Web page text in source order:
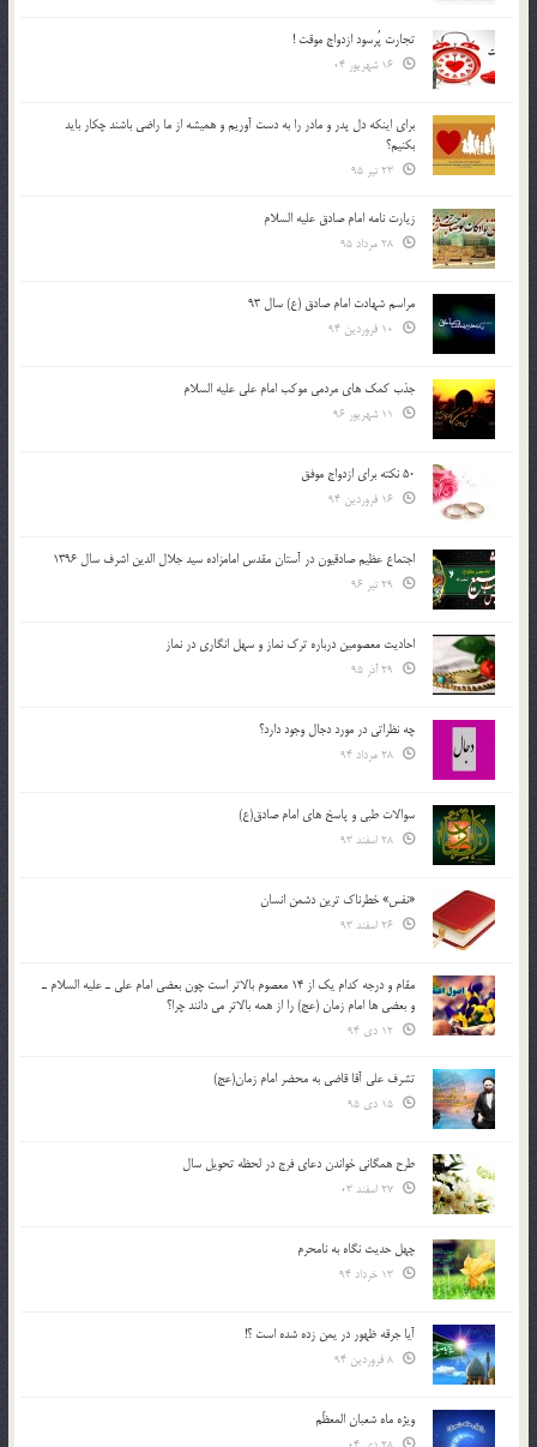
تجارت پُرسود ازدواج موقت !
براي اينكه دل پدر و مادر را به دست آوريم و هميشه از ما راضي باشند چكار بايد
بكنيم؟
زیارت نامه امام صادق علیه السلام
مراسم شهادت امام صادق (ع) سال 93
جذب کمک های مردمی موکب امام علی علیه السلام
50 نکته برای ازدواج موفق
اجتماع عظیم صادقیون در آستان مقدس امامزاده سید جلال الدین اشرف سال 1396
احادیث معصومین درباره ترک نماز و سهل انگاری در نماز
چه نظراتی در مورد دجال وجود دارد؟
سوالات طبی و پاسخ های امام صادق(ع)
«نفس» خطرناک ترین دشمن انسان
مقام و درجه كدام يك از 14 معصوم بالاتر است چون بعضي امام علي ـ عليه السلام ـ
و بعضي ها امام زمان (عج) را از همه بالاتر مي دانند چرا؟
تشرف علي آقا قاضي به محضر امام زمان(عج)
طرح همگانی خواندن دعای فرج در لحظه تحویل سال
چهل حدیث نگاه به نامحرم
آیا جرقه ظهور در یمن زده شده است ؟!
ویژه ماه شعبان المعظّم